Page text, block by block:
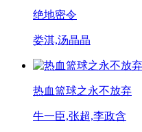
绝地密令
娄淇,汤晶晶
热血篮球之永不放弃
牛一臣,张超,李政含